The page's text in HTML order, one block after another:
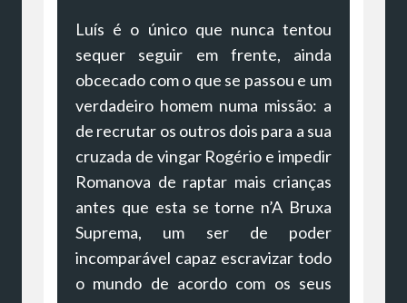
Luís é o único que nunca tentou
sequer seguir em frente, ainda
obcecado com o que se passou e um
verdadeiro homem numa missão: a
de recrutar os outros dois para a sua
cruzada de vingar Rogério e impedir
Romanova de raptar mais crianças
antes que esta se torne n’A Bruxa
Suprema, um ser de poder
incomparável capaz escravizar todo
o mundo de acordo com os seus